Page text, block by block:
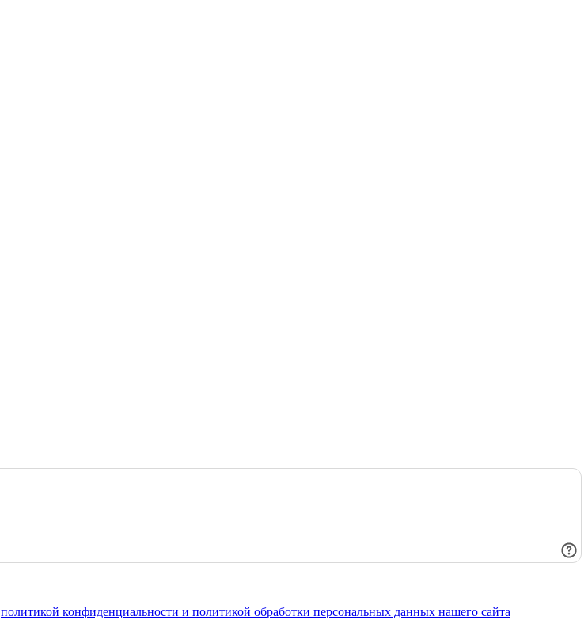
политикой конфиденциальности и политикой обработки персональных данных нашего сайта